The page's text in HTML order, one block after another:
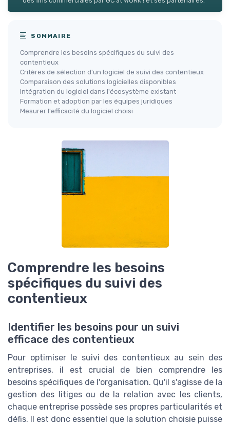
SOMMAIRE
Comprendre les besoins spécifiques du suivi des
contentieux
Critères de sélection d'un logiciel de suivi des contentieux
Comparaison des solutions logicielles disponibles
Intégration du logiciel dans l'écosystème existant
Formation et adoption par les équipes juridiques
Mesurer l'efficacité du logiciel choisi
Comprendre les besoins
spécifiques du suivi des
contentieux
Identifier les besoins pour un suivi
efficace des contentieux
Pour optimiser le suivi des contentieux au sein des
entreprises, il est crucial de bien comprendre les
besoins spécifiques de l'organisation. Qu'il s'agisse de la
gestion des litiges ou de la relation avec les clients,
chaque entreprise possède ses propres particularités et
défis. Il est donc essentiel que la solution choisie puisse